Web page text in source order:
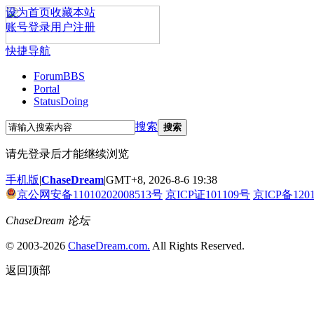
设为首页收藏本站
账号登录用户注册
快捷导航
ForumBBS
Portal
StatusDoing
搜索 搜索
请先登录后才能继续浏览
手机版|ChaseDream|GMT+8, 2026-8-6 19:38
京公网安备11010202008513号 京ICP证101109号 京ICP备
ChaseDream 论坛
© 2003-2026 ChaseDream.com. All Rights Reserved.
返回顶部